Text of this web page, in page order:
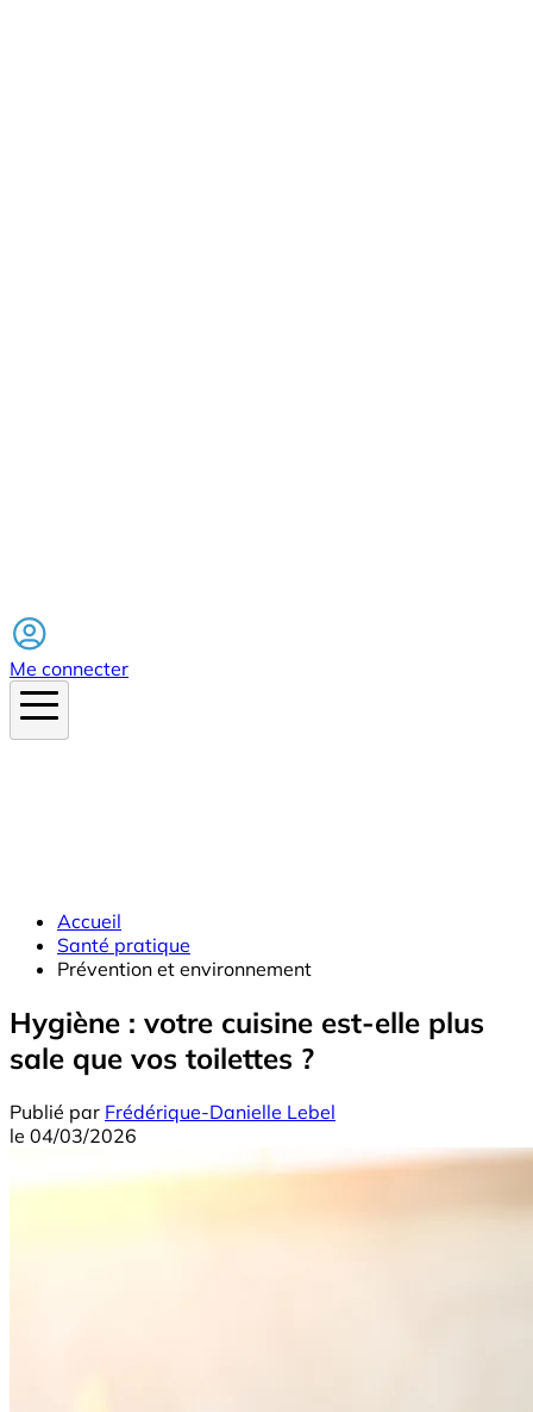
Me connecter
Accueil
Santé pratique
Prévention et environnement
Hygiène : votre cuisine est-elle plus
sale que vos toilettes ?
Publié par Frédérique-Danielle Lebel
le 04/03/2026